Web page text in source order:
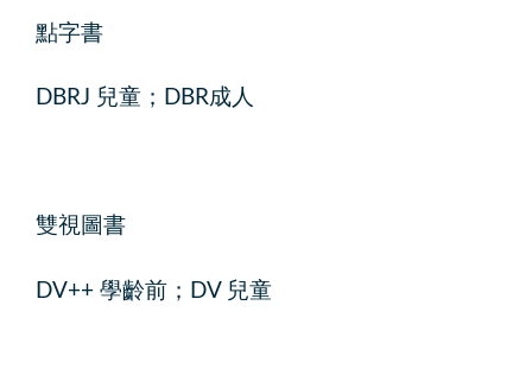
點字書
DBRJ 兒童；DBR成人
雙視圖書
DV++ 學齡前；DV 兒童